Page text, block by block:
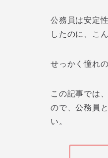
公務員は安定
したのに、こ
せっかく憧れ
この記事では
ので、公務員
い。